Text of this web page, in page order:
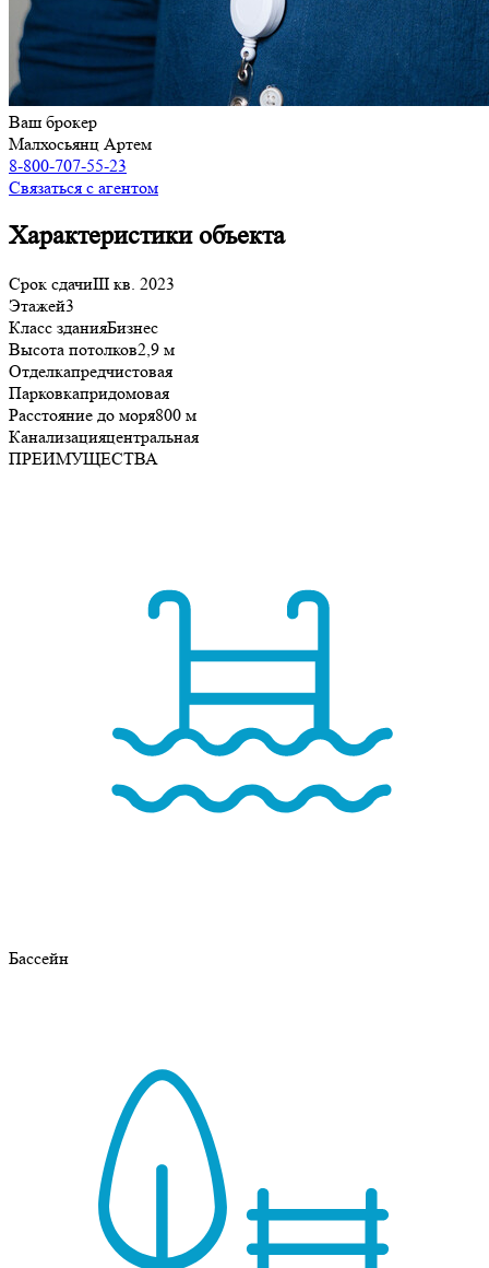
Ваш брокер
Малхосьянц Артем
8-800-707-55-23
Связаться с агентом
Характеристики объекта
Срок сдачиIII кв. 2023
Этажей3
Класс зданияБизнес
Высота потолков2,9 м
Отделкапредчистовая
Парковкапридомовая
Расстояние до моря800 м
Канализацияцентральная
ПРЕИМУЩЕСТВА
Бассейн